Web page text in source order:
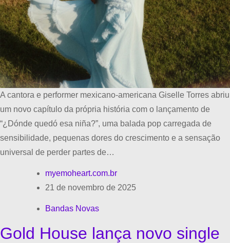
A cantora e performer mexicano-americana Giselle Torres abriu
um novo capítulo da própria história com o lançamento de
“¿Dónde quedó esa niña?”, uma balada pop carregada de
sensibilidade, pequenas dores do crescimento e a sensação
universal de perder partes de…
myemoheart.com.br
21 de novembro de 2025
Bandas Novas
Gold House lança novo single